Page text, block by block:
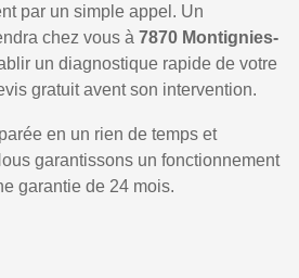
par un simple appel. Un
chez vous à 7870 Montignies-
un diagnostique rapide de votre
gratuit avent son intervention.
en un rien de temps et
garantissons un fonctionnement
garantie de 24 mois.